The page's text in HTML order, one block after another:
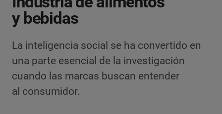
y bebidas
La inteligencia social se ha convertido en
una parte esencial de la investigación
cuando las marcas buscan entender
al consumidor.